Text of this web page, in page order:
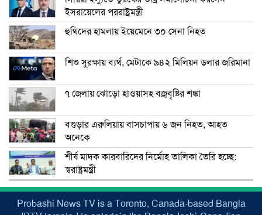
ইসরায়েলের পররাষ্ট্রমন্ত্রী
হুথিদের হামলায় ইয়েমেনে ৩০ সেনা নিহত
শিশু সুরক্ষায় ব্যর্থ, মেটাকে ৯৪২ মিলিয়ন ডলার জরিমানা
৭ জেলায় ঝোড়ো হাওয়াসহ বজ্রবৃষ্টির শঙ্কা
বগুড়ার এরুলিয়ায় বাসচাপায় ৬ জন নিহত, আহত
অনেকে
শীর্ষ মাদক কারবারিদের নির্মোহ তালিকা তৈরি হচ্ছে:
স্বরাষ্ট্রমন্ত্রী
Probashi News TV is a Toronto, Canada-based Bangla